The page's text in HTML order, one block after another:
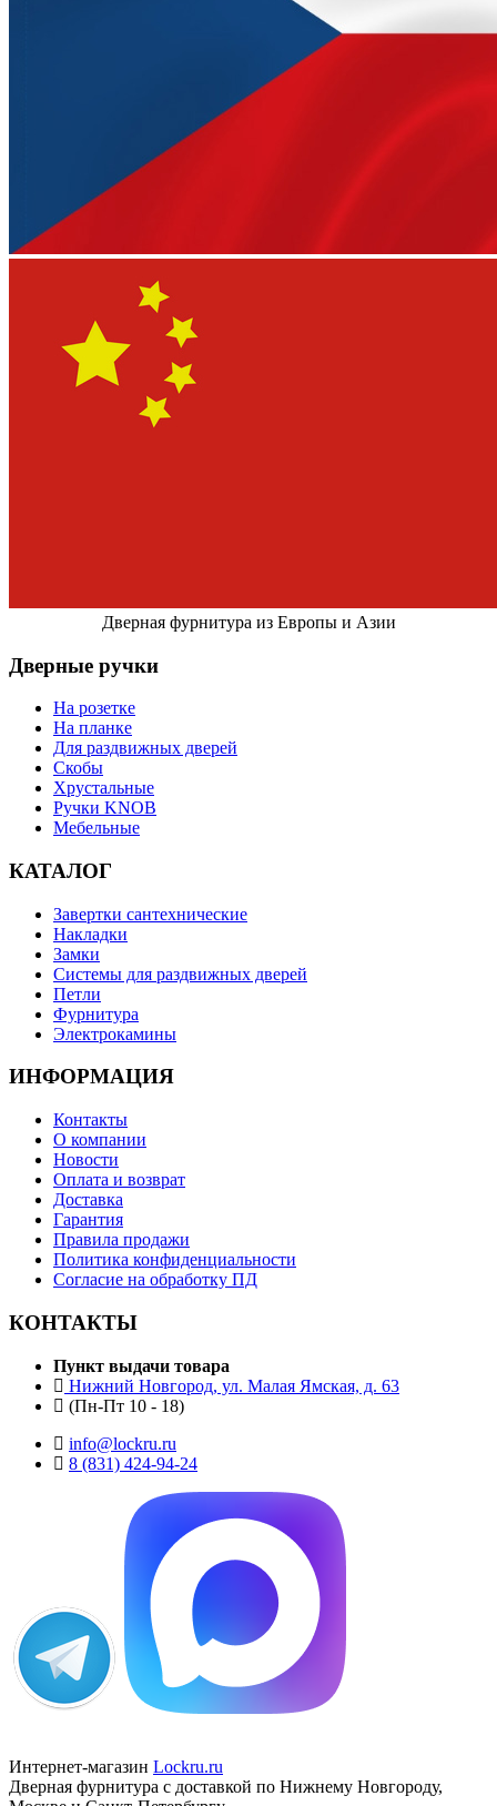
Дверная фурнитура из Европы и Азии
Дверные ручки
На розетке
На планке
Для раздвижных дверей
Скобы
Хрустальные
Ручки KNOB
Мебельные
КАТАЛОГ
Завертки сантехнические
Накладки
Замки
Системы для раздвижных дверей
Петли
Фурнитура
Электрокамины
ИНФОРМАЦИЯ
Контакты
О компании
Новости
Оплата и возврат
Доставка
Гарантия
Правила продажи
Политика конфиденциальности
Согласие на обработку ПД
КОНТАКТЫ
Пункт выдачи товара
Нижний Новгород, ул. Малая Ямская, д. 63
(Пн-Пт 10 - 18)
info@lockru.ru
8 (831) 424-94-24
Интернет-магазин Lockru.ru
Дверная фурнитура с доставкой по Нижнему Новгороду,